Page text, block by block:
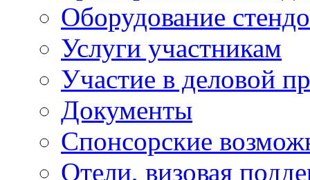
Оборудование
Услуги участникам
Участие в деловой
Документы
Спонсорские
Отели, визовая